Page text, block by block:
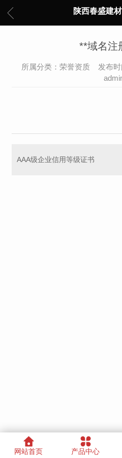
陕西春盛建
**域名注
所属分类：荣誉资质 发布
AAA级企业信用等级证书
网站首页 产品中心